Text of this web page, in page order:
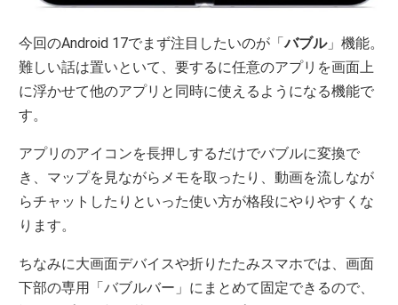
今回のAndroid 17でまず注目したいのが「バブル」機能。
難しい話は置いといて、要するに任意のアプリを画面上
に浮かせて他のアプリと同時に使えるようになる機能で
す。
アプリのアイコンを長押しするだけでバブルに変換で
き、マップを見ながらメモを取ったり、動画を流しなが
らチャットしたりといった使い方が格段にやりやすくな
ります。
ちなみに大画面デバイスや折りたたみスマホでは、画面
下部の専用「バブルバー」にまとめて固定できるので、